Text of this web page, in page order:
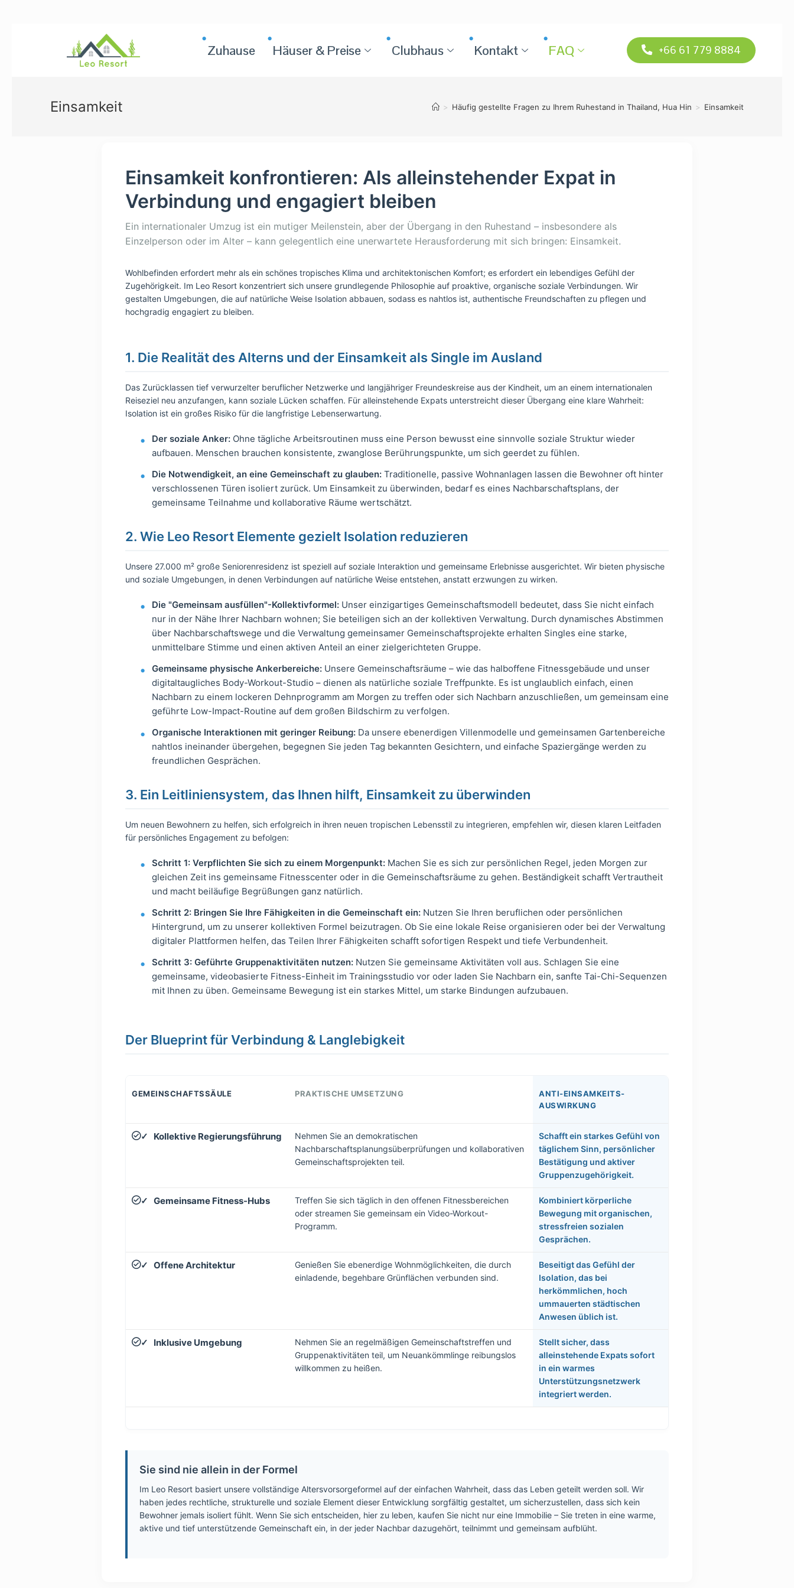
Zuhause Häuser & Preise Clubhaus Kontakt FAQ +66 61 779 8884
Einsamkeit > Häufig gestellte Fragen zu Ihrem Ruhestand in Thailand, Hua Hin > Einsamkeit
Einsamkeit konfrontieren: Als alleinstehender Expat in
Verbindung und engagiert bleiben
Ein internationaler Umzug ist ein mutiger Meilenstein, aber der Übergang in den Ruhestand – insbesondere als
Einzelperson oder im Alter – kann gelegentlich eine unerwartete Herausforderung mit sich bringen: Einsamkeit.
Wohlbefinden erfordert mehr als ein schönes tropisches Klima und architektonischen Komfort; es erfordert ein lebendiges Gefühl der
Zugehörigkeit. Im Leo Resort konzentriert sich unsere grundlegende Philosophie auf proaktive, organische soziale Verbindungen. Wir
gestalten Umgebungen, die auf natürliche Weise Isolation abbauen, sodass es nahtlos ist, authentische Freundschaften zu pflegen und
hochgradig engagiert zu bleiben.
1. Die Realität des Alterns und der Einsamkeit als Single im Ausland
Das Zurücklassen tief verwurzelter beruflicher Netzwerke und langjähriger Freundeskreise aus der Kindheit, um an einem internationalen
Reiseziel neu anzufangen, kann soziale Lücken schaffen. Für alleinstehende Expats unterstreicht dieser Übergang eine klare Wahrheit:
Isolation ist ein großes Risiko für die langfristige Lebenserwartung.
Der soziale Anker: Ohne tägliche Arbeitsroutinen muss eine Person bewusst eine sinnvolle soziale Struktur wieder
aufbauen. Menschen brauchen konsistente, zwanglose Berührungspunkte, um sich geerdet zu fühlen.
Die Notwendigkeit, an eine Gemeinschaft zu glauben: Traditionelle, passive Wohnanlagen lassen die Bewohner oft hinter
verschlossenen Türen isoliert zurück. Um Einsamkeit zu überwinden, bedarf es eines Nachbarschaftsplans, der
gemeinsame Teilnahme und kollaborative Räume wertschätzt.
2. Wie Leo Resort Elemente gezielt Isolation reduzieren
Unsere 27.000 m² große Seniorenresidenz ist speziell auf soziale Interaktion und gemeinsame Erlebnisse ausgerichtet. Wir bieten physische
und soziale Umgebungen, in denen Verbindungen auf natürliche Weise entstehen, anstatt erzwungen zu wirken.
Die "Gemeinsam ausfüllen"-Kollektivformel: Unser einzigartiges Gemeinschaftsmodell bedeutet, dass Sie nicht einfach
nur in der Nähe Ihrer Nachbarn wohnen; Sie beteiligen sich an der kollektiven Verwaltung. Durch dynamisches Abstimmen
über Nachbarschaftswege und die Verwaltung gemeinsamer Gemeinschaftsprojekte erhalten Singles eine starke,
unmittelbare Stimme und einen aktiven Anteil an einer zielgerichteten Gruppe.
Gemeinsame physische Ankerbereiche: Unsere Gemeinschaftsräume – wie das halboffene Fitnessgebäude und unser
digitaltaugliches Body-Workout-Studio – dienen als natürliche soziale Treffpunkte. Es ist unglaublich einfach, einen
Nachbarn zu einem lockeren Dehnprogramm am Morgen zu treffen oder sich Nachbarn anzuschließen, um gemeinsam eine
geführte Low-Impact-Routine auf dem großen Bildschirm zu verfolgen.
Organische Interaktionen mit geringer Reibung: Da unsere ebenerdigen Villenmodelle und gemeinsamen Gartenbereiche
nahtlos ineinander übergehen, begegnen Sie jeden Tag bekannten Gesichtern, und einfache Spaziergänge werden zu
freundlichen Gesprächen.
3. Ein Leitliniensystem, das Ihnen hilft, Einsamkeit zu überwinden
Um neuen Bewohnern zu helfen, sich erfolgreich in ihren neuen tropischen Lebensstil zu integrieren, empfehlen wir, diesen klaren Leitfaden
für persönliches Engagement zu befolgen:
Schritt 1: Verpflichten Sie sich zu einem Morgenpunkt: Machen Sie es sich zur persönlichen Regel, jeden Morgen zur
gleichen Zeit ins gemeinsame Fitnesscenter oder in die Gemeinschaftsräume zu gehen. Beständigkeit schafft Vertrautheit
und macht beiläufige Begrüßungen ganz natürlich.
Schritt 2: Bringen Sie Ihre Fähigkeiten in die Gemeinschaft ein: Nutzen Sie Ihren beruflichen oder persönlichen
Hintergrund, um zu unserer kollektiven Formel beizutragen. Ob Sie eine lokale Reise organisieren oder bei der Verwaltung
digitaler Plattformen helfen, das Teilen Ihrer Fähigkeiten schafft sofortigen Respekt und tiefe Verbundenheit.
Schritt 3: Geführte Gruppenaktivitäten nutzen: Nutzen Sie gemeinsame Aktivitäten voll aus. Schlagen Sie eine
gemeinsame, videobasierte Fitness-Einheit im Trainingsstudio vor oder laden Sie Nachbarn ein, sanfte Tai-Chi-Sequenzen
mit Ihnen zu üben. Gemeinsame Bewegung ist ein starkes Mittel, um starke Bindungen aufzubauen.
Der Blueprint für Verbindung & Langlebigkeit
GEMEINSCHAFTSSÄULE PRAKTISCHE UMSETZUNG
ANTI-EINSAMKEITS-
AUSWIRKUNG
✓ Kollektive Regierungsführung
Nehmen Sie an demokratischen
Nachbarschaftsplanungsüberprüfungen und kollaborativen
Gemeinschaftsprojekten teil.
Schafft ein starkes Gefühl von
täglichem Sinn, persönlicher
Bestätigung und aktiver
Gruppenzugehörigkeit.
✓ Gemeinsame Fitness-Hubs
Treffen Sie sich täglich in den offenen Fitnessbereichen
oder streamen Sie gemeinsam ein Video-Workout-
Programm.
Kombiniert körperliche
Bewegung mit organischen,
stressfreien sozialen
Gesprächen.
✓ Offene Architektur
Genießen Sie ebenerdige Wohnmöglichkeiten, die durch
einladende, begehbare Grünflächen verbunden sind.
Beseitigt das Gefühl der
Isolation, das bei
herkömmlichen, hoch
ummauerten städtischen
Anwesen üblich ist.
✓ Inklusive Umgebung
Nehmen Sie an regelmäßigen Gemeinschaftstreffen und
Gruppenaktivitäten teil, um Neuankömmlinge reibungslos
willkommen zu heißen.
Stellt sicher, dass
alleinstehende Expats sofort
in ein warmes
Unterstützungsnetzwerk
integriert werden.
Sie sind nie allein in der Formel
Im Leo Resort basiert unsere vollständige Altersvorsorgeformel auf der einfachen Wahrheit, dass das Leben geteilt werden soll. Wir
haben jedes rechtliche, strukturelle und soziale Element dieser Entwicklung sorgfältig gestaltet, um sicherzustellen, dass sich kein
Bewohner jemals isoliert fühlt. Wenn Sie sich entscheiden, hier zu leben, kaufen Sie nicht nur eine Immobilie – Sie treten in eine warme,
aktive und tief unterstützende Gemeinschaft ein, in der jeder Nachbar dazugehört, teilnimmt und gemeinsam aufblüht.